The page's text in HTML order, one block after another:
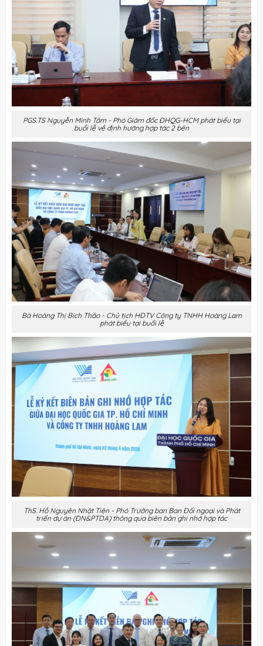
PGS.TS Nguyễn Minh Tâm - Phó Giám đốc ĐHQG-HCM phát biểu tại
buổi lễ về định hướng hợp tác 2 bên
Bà Hoàng Thị Bích Thảo - Chủ tịch HĐTV Công ty TNHH Hoàng Lam
phát biểu tại buổi lễ
ThS. Hồ Nguyên Nhật Tiên - Phó Trưởng ban Ban Đối ngoại và Phát
triển dự án (ĐN&PTDA) thông qua biên bản ghi nhớ hợp tác